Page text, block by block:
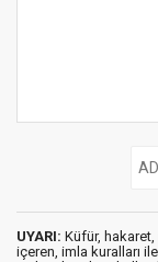
UYARI: Küfür,
içeren, imla kuralları